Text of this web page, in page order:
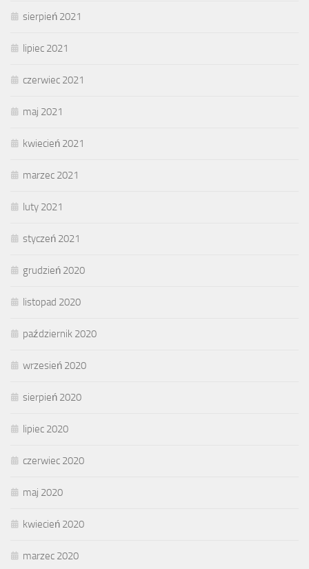
sierpień 2021
lipiec 2021
czerwiec 2021
maj 2021
kwiecień 2021
marzec 2021
luty 2021
styczeń 2021
grudzień 2020
listopad 2020
październik 2020
wrzesień 2020
sierpień 2020
lipiec 2020
czerwiec 2020
maj 2020
kwiecień 2020
marzec 2020